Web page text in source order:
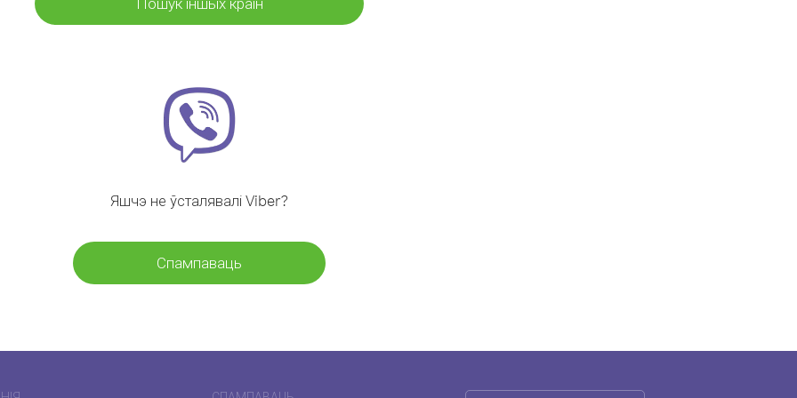
Яшчэ не ўсталявалі Viber?
Спампаваць